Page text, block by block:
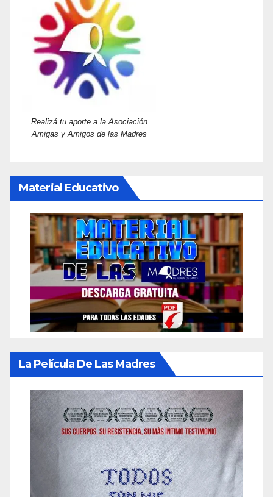
Realizá tu aporte a la Asociación
Amigas y Amigos de las Madres
Material Educativo
La Película De Las Madres